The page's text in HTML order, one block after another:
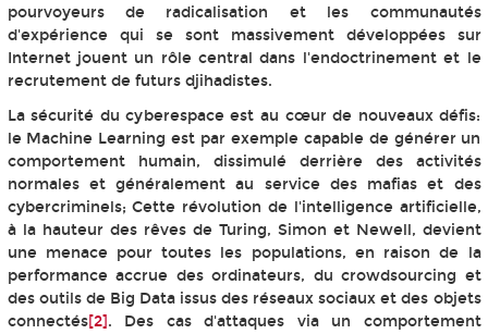
pourvoyeurs de radicalisation et les communautés
d'expérience qui se sont massivement développées sur
Internet jouent un rôle central dans l'endoctrinement et le
recrutement de futurs djihadistes.
La sécurité du cyberespace est au cœur de nouveaux défis:
le Machine Learning est par exemple capable de générer un
comportement humain, dissimulé derrière des activités
normales et généralement au service des mafias et des
cybercriminels; Cette révolution de l'intelligence artificielle,
à la hauteur des rêves de Turing, Simon et Newell, devient
une menace pour toutes les populations, en raison de la
performance accrue des ordinateurs, du crowdsourcing et
des outils de Big Data issus des réseaux sociaux et des objets
connectés[2]. Des cas d'attaques via un comportement